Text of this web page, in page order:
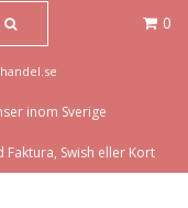
0
inom Sverige
Faktura, Swish eller Kort